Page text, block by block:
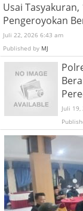
Usai
Pengeroyokan
Juli 22, 2026 6:43 am
Published by MJ
Juli